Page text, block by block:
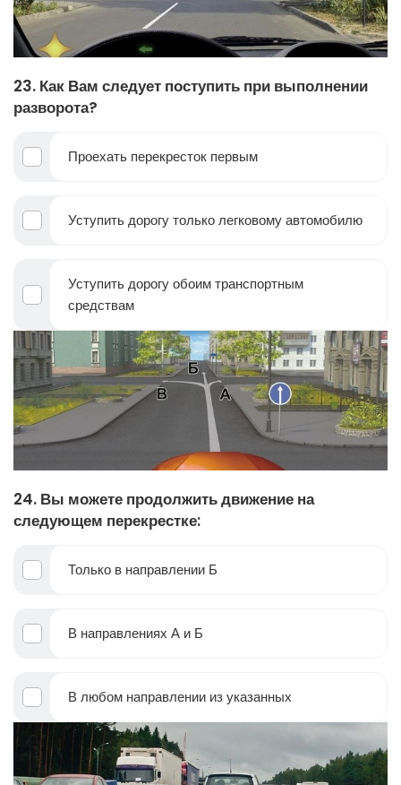
23. Как Вам следует поступить при выполнении
разворота?
Проехать перекресток первым
Уступить дорогу только легковому автомобилю
Уступить дорогу обоим транспортным
средствам
24. Вы можете продолжить движение на
следующем перекрестке:
Только в направлении Б
В направлениях А и Б
В любом направлении из указанных